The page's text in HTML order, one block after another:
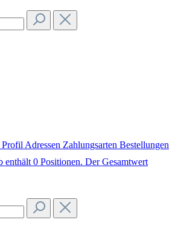
Profil Adressen Zahlungsarten Bestellungen
enthält 0 Positionen. Der Gesamtwert